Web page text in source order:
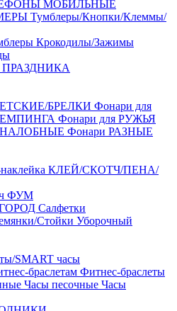
МОБИЛЬНЫЕ
Тумблеры/Кнопки/Клеммы/
Крокодилы/Зажимы
ПРАЗДНИКА
БРЕЛКИ Фонари для
Фонари для РУЖЬЯ
НАЛОБНЫЕ Фонари РАЗНЫЕ
КЛЕЙ/СКОТЧ/ПЕНА/
ФУМ
Салфетки
Стойки Уборочный
SMART часы
браслетам Фитнес-браслеты
Часы песочные Часы